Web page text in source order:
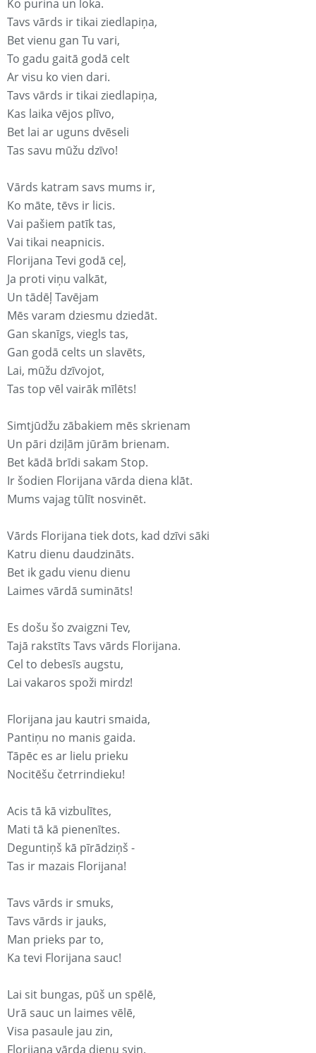
Ko purina un loka.
Tavs vārds ir tikai ziedlapiņa,
Bet vienu gan Tu vari,
To gadu gaitā godā celt
Ar visu ko vien dari.
Tavs vārds ir tikai ziedlapiņa,
Kas laika vējos plīvo,
Bet lai ar uguns dvēseli
Tas savu mūžu dzīvo!
Vārds katram savs mums ir,
Ko māte, tēvs ir licis.
Vai pašiem patīk tas,
Vai tikai neapnicis.
Florijana Tevi godā ceļ,
Ja proti viņu valkāt,
Un tādēļ Tavējam
Mēs varam dziesmu dziedāt.
Gan skanīgs, viegls tas,
Gan godā celts un slavēts,
Lai, mūžu dzīvojot,
Tas top vēl vairāk mīlēts!
Simtjūdžu zābakiem mēs skrienam
Un pāri dziļām jūrām brienam.
Bet kādā brīdi sakam Stop.
Ir šodien Florijana vārda diena klāt.
Mums vajag tūlīt nosvinēt.
Vārds Florijana tiek dots, kad dzīvi sāki
Katru dienu daudzināts.
Bet ik gadu vienu dienu
Laimes vārdā sumināts!
Es došu šo zvaigzni Tev,
Tajā rakstīts Tavs vārds Florijana.
Cel to debesīs augstu,
Lai vakaros spoži mirdz!
Florijana jau kautri smaida,
Pantiņu no manis gaida.
Tāpēc es ar lielu prieku
Nocitēšu četrrindieku!
Acis tā kā vizbulītes,
Mati tā kā pienenītes.
Deguntiņš kā pīrādziņš -
Tas ir mazais Florijana!
Tavs vārds ir smuks,
Tavs vārds ir jauks,
Man prieks par to,
Ka tevi Florijana sauc!
Lai sit bungas, pūš un spēlē,
Urā sauc un laimes vēlē,
Visa pasaule jau zin,
Florijana vārda dienu svin.